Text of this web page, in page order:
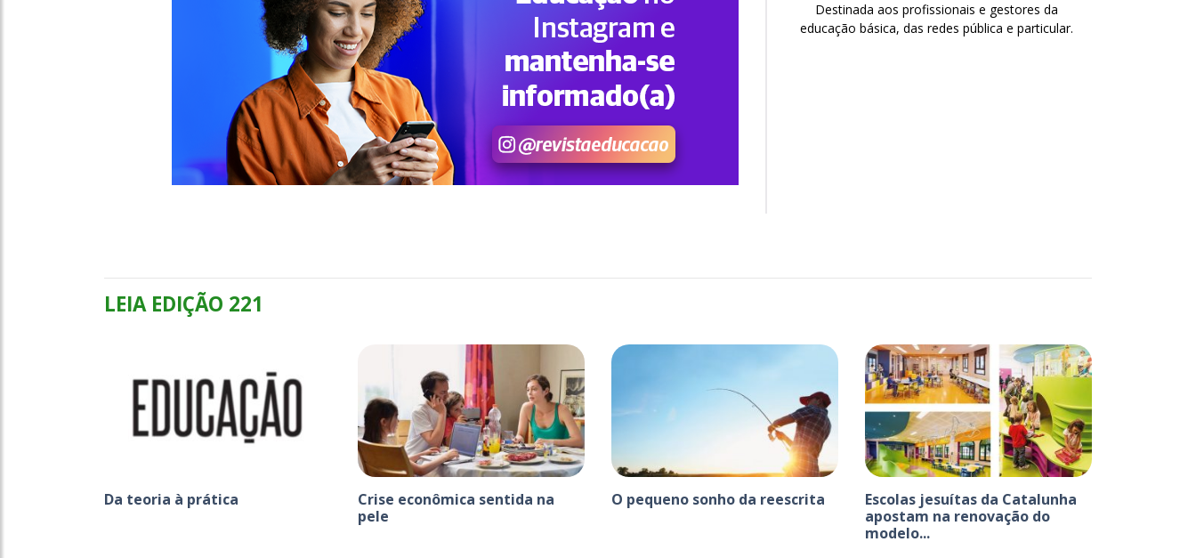
Destinada aos profissionais e gestores da
educação básica, das redes pública e particular.
LEIA EDIÇÃO 221
Da teoria à prática
Crise econômica sentida na
pele
O pequeno sonho da reescrita
Escolas jesuítas da Catalunha
apostam na renovação do
modelo...